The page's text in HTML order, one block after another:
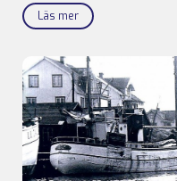
Läs mer